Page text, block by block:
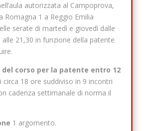
autorizzata al Campoprova,
Romagna 1 a Reggio Emilia
serate di martedì e giovedì dalle
alle 21,30 in funzione della patente
corso per la patente entro 12
circa 18 ore suddiviso in 9 incontri
cadenza settimanale di norma il
1 argomento.